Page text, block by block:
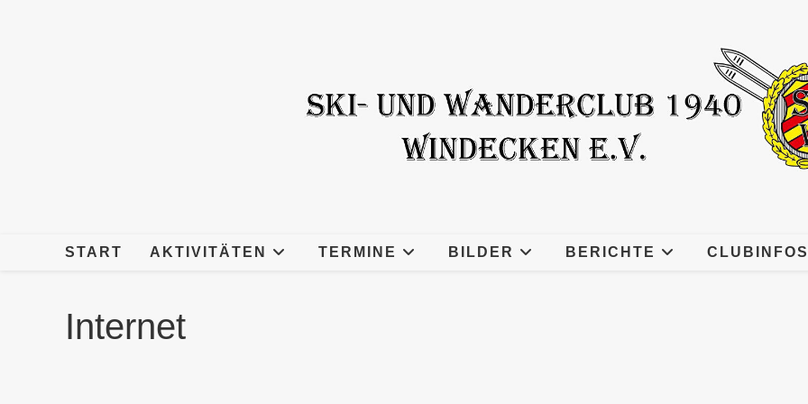
START AKTIVITÄTEN TERMINE BILDER BERICHTE CLUBINFOS
Internet